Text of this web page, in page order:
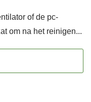
of de pc-
om na het reinigen...